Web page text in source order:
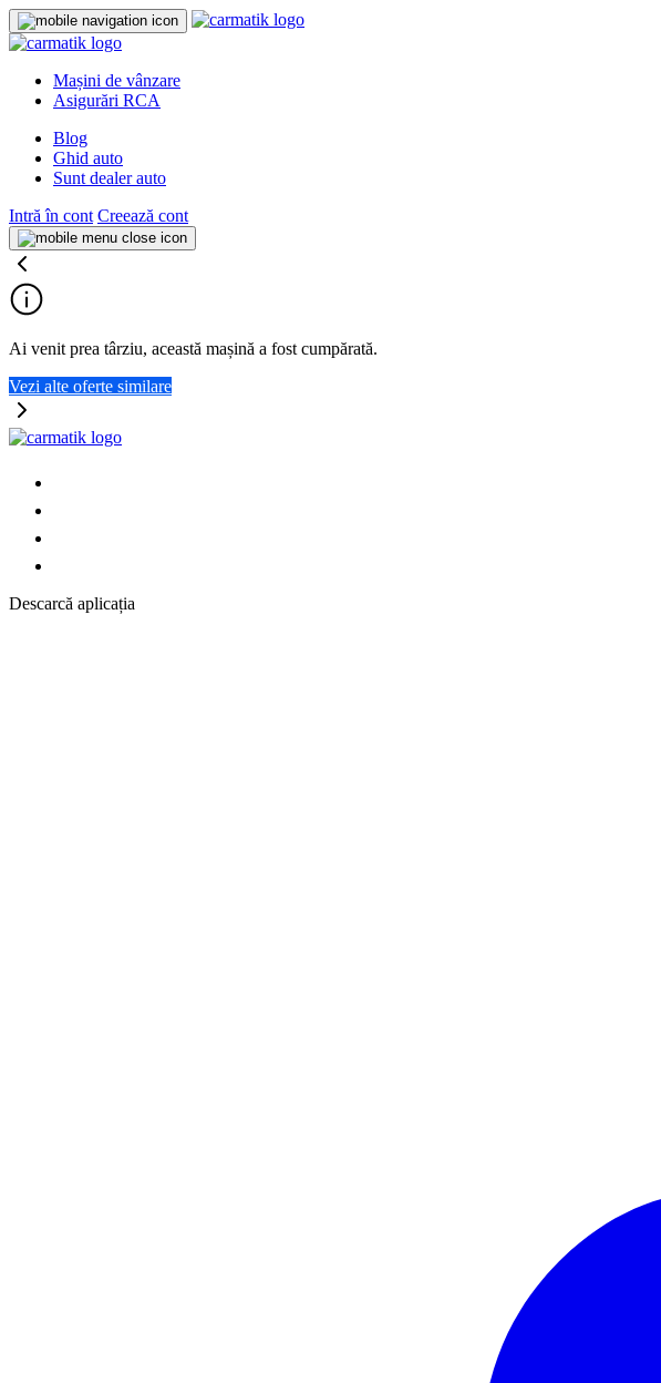
Mașini de vânzare
Asigurări RCA
Blog
Ghid auto
Sunt dealer auto
Intră în cont Creează cont
Ai venit prea târziu, această mașină a fost cumpărată.
Vezi alte oferte similare
Descarcă aplicația